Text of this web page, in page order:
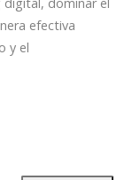
efectiva
y el